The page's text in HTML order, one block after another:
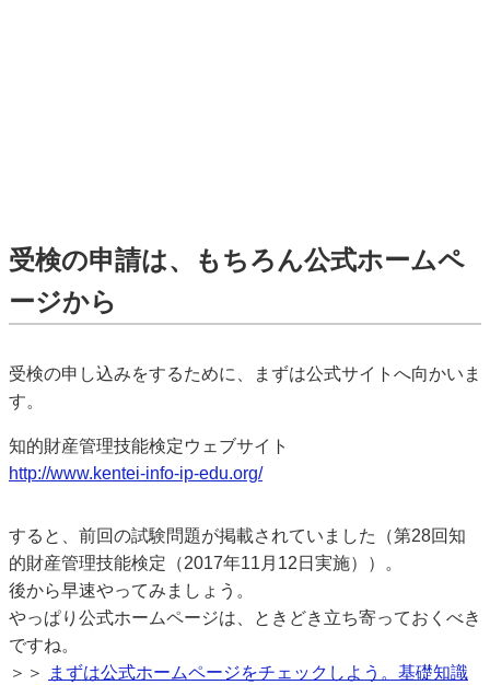
受検の申請は、もちろん公式ホームペ
ージから
受検の申し込みをするために、まずは公式サイトへ向かいま
す。
知的財産管理技能検定ウェブサイト
http://www.kentei-info-ip-edu.org/
すると、前回の試験問題が掲載されていました（第28回知
的財産管理技能検定（2017年11月12日実施））。
後から早速やってみましょう。
やっぱり公式ホームページは、ときどき立ち寄っておくべき
ですね。
＞＞
まずは公式ホームページをチェックしよう。基礎知識